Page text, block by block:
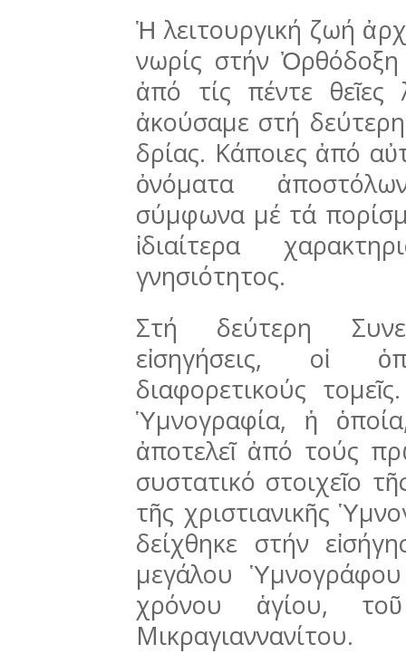
Ἡ λειτουργική ζωή
νωρίς στήν
ἀπό τίς πέντε θεῖες
ἀκούσαμε στή
δρίας. Κάποιες ἀπό
ὀνόματα
σύμφωνα μέ τά
ἰδιαίτερα
γνησιότητος.
Στή δεύτερη
εἰσηγήσεις, οἱ
διαφορετικούς
Ὑμνο­γραφία, ἡ
ἀποτελεῖ ἀπό τούς
συ­στατικό στοιχεῖο
τῆς χριστιανικῆς
δείχθηκε στήν
μεγάλου
χρόνου ἁγίου,
Μικραγιαννανίτου.